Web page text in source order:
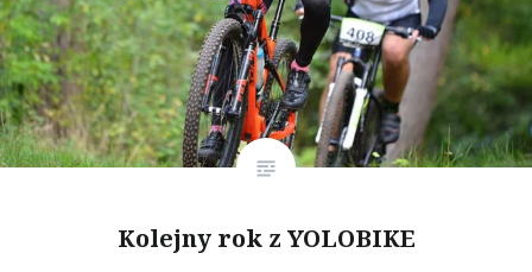
Kolejny rok z YOLOBIKE